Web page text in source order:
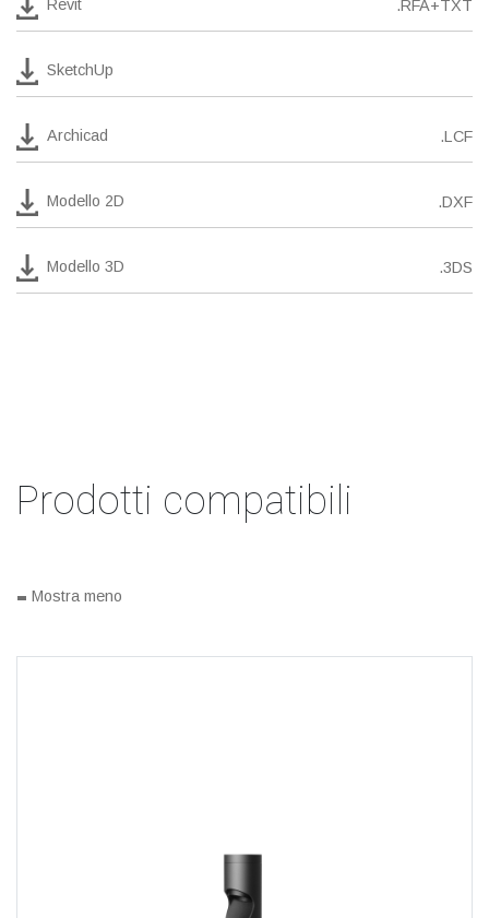
Revit .RFA+TXT
SketchUp
Archicad .LCF
Modello 2D .DXF
Modello 3D .3DS
Prodotti compatibili
- Mostra meno